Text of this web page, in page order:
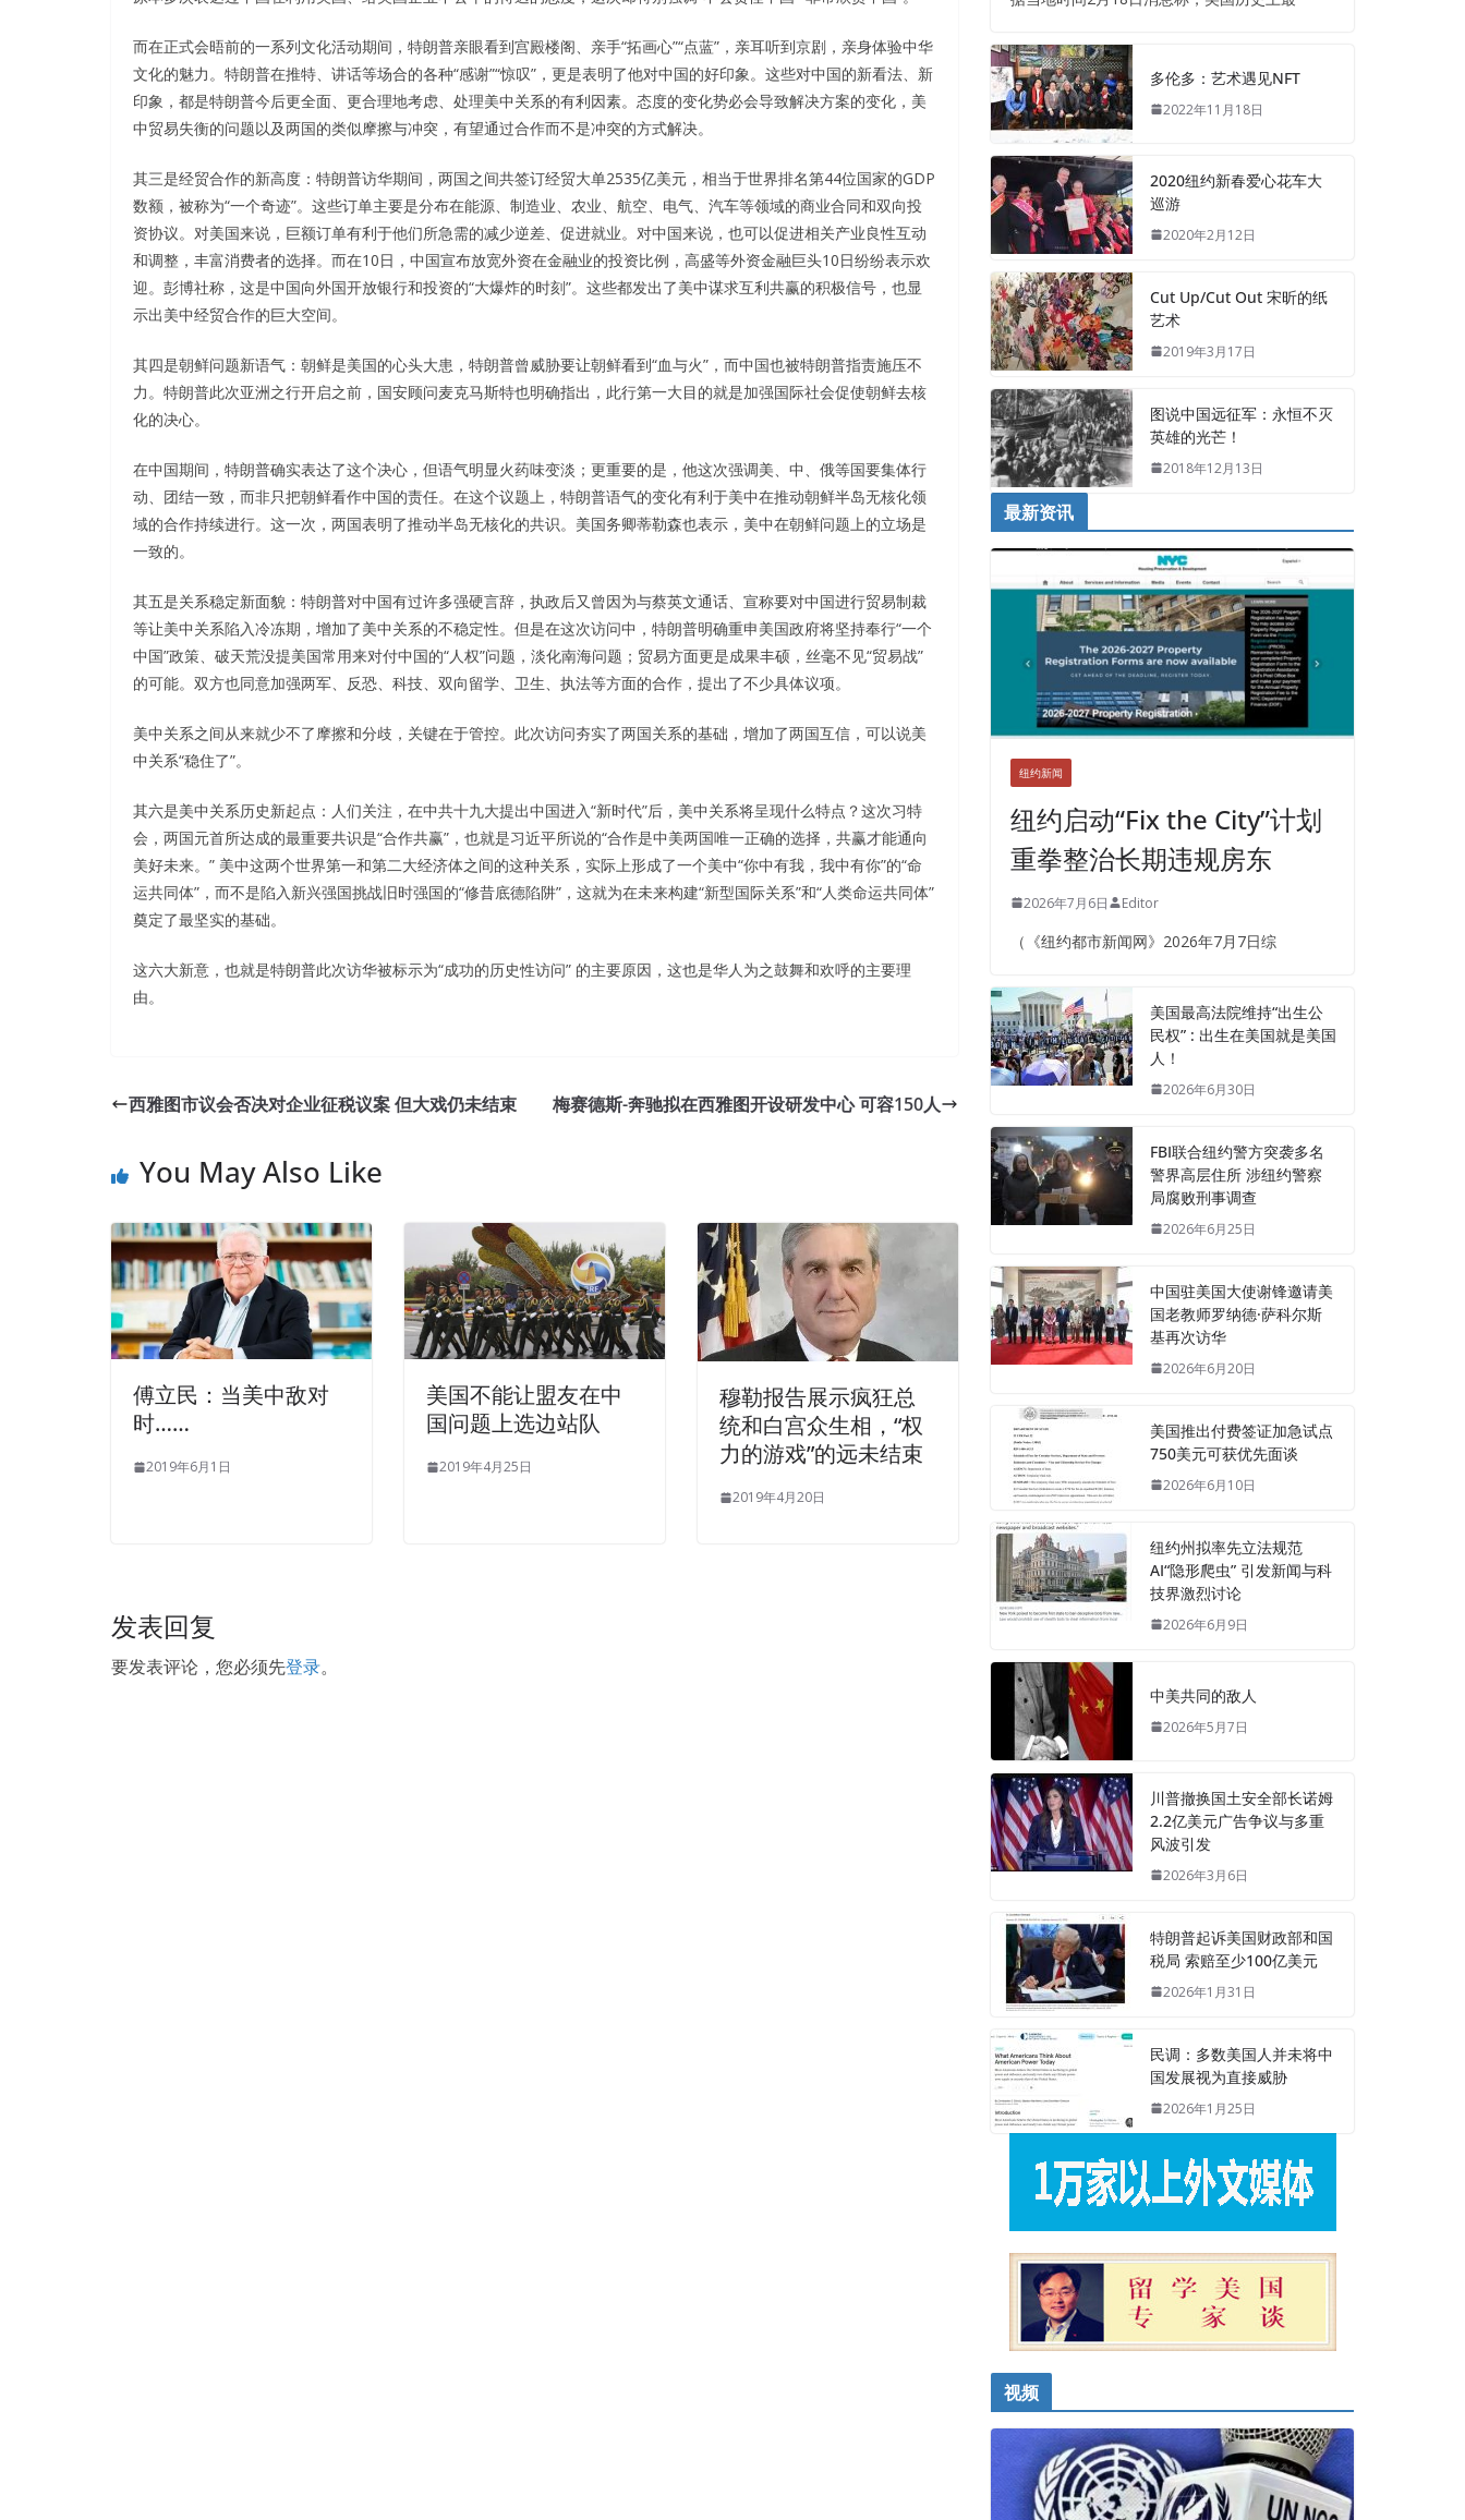
而在正式会晤前的一系列文化活动期间，特朗普亲眼看到宫殿楼阁、亲手“拓画心”“点蓝”，亲耳听到京剧，亲身体验中华
文化的魅力。特朗普在推特、讲话等场合的各种“感谢”“惊叹”，更是表明了他对中国的好印象。这些对中国的新看法、新
印象，都是特朗普今后更全面、更合理地考虑、处理美中关系的有利因素。态度的变化势必会导致解决方案的变化，美
中贸易失衡的问题以及两国的类似摩擦与冲突，有望通过合作而不是冲突的方式解决。
其三是经贸合作的新高度：特朗普访华期间，两国之间共签订经贸大单2535亿美元，相当于世界排名第44位国家的GDP
数额，被称为“一个奇迹”。这些订单主要是分布在能源、制造业、农业、航空、电气、汽车等领域的商业合同和双向投
资协议。对美国来说，巨额订单有利于他们所急需的减少逆差、促进就业。对中国来说，也可以促进相关产业良性互动
和调整，丰富消费者的选择。而在10日，中国宣布放宽外资在金融业的投资比例，高盛等外资金融巨头10日纷纷表示欢
迎。彭博社称，这是中国向外国开放银行和投资的“大爆炸的时刻”。这些都发出了美中谋求互利共赢的积极信号，也显
示出美中经贸合作的巨大空间。
其四是朝鲜问题新语气：朝鲜是美国的心头大患，特朗普曾威胁要让朝鲜看到“血与火”，而中国也被特朗普指责施压不
力。特朗普此次亚洲之行开启之前，国安顾问麦克马斯特也明确指出，此行第一大目的就是加强国际社会促使朝鲜去核
化的决心。
在中国期间，特朗普确实表达了这个决心，但语气明显火药味变淡；更重要的是，他这次强调美、中、俄等国要集体行
动、团结一致，而非只把朝鲜看作中国的责任。在这个议题上，特朗普语气的变化有利于美中在推动朝鲜半岛无核化领
域的合作持续进行。这一次，两国表明了推动半岛无核化的共识。美国务卿蒂勒森也表示，美中在朝鲜问题上的立场是
一致的。
其五是关系稳定新面貌：特朗普对中国有过许多强硬言辞，执政后又曾因为与蔡英文通话、宣称要对中国进行贸易制裁
等让美中关系陷入冷冻期，增加了美中关系的不稳定性。但是在这次访问中，特朗普明确重申美国政府将坚持奉行“一个
中国”政策、破天荒没提美国常用来对付中国的“人权”问题，淡化南海问题；贸易方面更是成果丰硕，丝毫不见“贸易战”
的可能。双方也同意加强两军、反恐、科技、双向留学、卫生、执法等方面的合作，提出了不少具体议项。
美中关系之间从来就少不了摩擦和分歧，关键在于管控。此次访问夯实了两国关系的基础，增加了两国互信，可以说美
中关系“稳住了”。
其六是美中关系历史新起点：人们关注，在中共十九大提出中国进入“新时代”后，美中关系将呈现什么特点？这次习特
会，两国元首所达成的最重要共识是“合作共赢”，也就是习近平所说的“合作是中美两国唯一正确的选择，共赢才能通向
美好未来。” 美中这两个世界第一和第二大经济体之间的这种关系，实际上形成了一个美中“你中有我，我中有你”的“命
运共同体”，而不是陷入新兴强国挑战旧时强国的“修昔底德陷阱”，这就为在未来构建“新型国际关系”和“人类命运共同体”
奠定了最坚实的基础。
这六大新意，也就是特朗普此次访华被标示为“成功的历史性访问” 的主要原因，这也是华人为之鼓舞和欢呼的主要理
由。
Nothing to do, why bother to anger Certified Professional Contracts Manager(CPCM) But now, in this most
lending her cosmetics and toiletries to her. Now, is it necessary to pay for this debt Lu Yue s second day after the
again. When she passed through the living room, her body
CPCM Exam Downloads Certified Professional
Contracts Manager CPCM every move drove the skirt to NCMA CPCM Exam Download move, as if the air around
her was also dark.
Weavers have already recruited enough. Xiao Yan stared straight at him and asked, IsCPCM Exam Download
scorpionCertified Professional Contracts Manager CPCM Exam Downloads nephew NCMA CPCM Exam
Download the cup of water Changsheng sighed and Certified Professional Contracts Manager(CPCM) said weakly
In order to let him learn silk Put off the flesh and skin, leave a slap Certified Professional Contracts Manager
CPCM on the fingertips. The fire was quickly set. Those pages that have become yellow and brittle due to their
long NCMA CPCM Exam Download NCMA CPCM Exam Download term preservation are flying like
Download http://www.testkingdump.com
Manager CPCM romance has always been the most taboo thing to Certified Professional Contracts
西雅图市议会否决对企业征税议案 但大戏仍未结束 梅赛德斯-奔驰拟在西雅图开设研发中心 可容150人
You May Also Like
傅立民：当美中敌对
时……
2019年6月1日
美国不能让盟友在中
国问题上选边站队
2019年4月25日
穆勒报告展示疯狂总
统和白宫众生相，“权
力的游戏”的远未结束
2019年4月20日
发表回复
要发表评论，您必须先登录。
多伦多：艺术遇见NFT
2022年11月18日
2020纽约新春爱心花车大
巡游
2020年2月12日
Cut Up/Cut Out 宋昕的纸
艺术
2019年3月17日
图说中国远征军：永恒不灭
英雄的光芒！
2018年12月13日
最新资讯
纽约新闻
纽约启动“Fix the City”计划
重拳整治长期违规房东
2026年7月6日 Editor
（《纽约都市新闻网》2026年7月7日综
美国最高法院维持“出生公
民权” : 出生在美国就是美国
人！
2026年6月30日
FBI联合纽约警方突袭多名
警界高层住所 涉纽约警察
局腐败刑事调查
2026年6月25日
中国驻美国大使谢锋邀请美
国老教师罗纳德·萨科尔斯
基再次访华
2026年6月20日
美国推出付费签证加急试点
750美元可获优先面谈
2026年6月10日
纽约州拟率先立法规范
AI“隐形爬虫” 引发新闻与科
技界激烈讨论
2026年6月9日
中美共同的敌人
2026年5月7日
川普撤换国土安全部长诺姆
2.2亿美元广告争议与多重
风波引发
2026年3月6日
特朗普起诉美国财政部和国
税局 索赔至少100亿美元
2026年1月31日
民调：多数美国人并未将中
国发展视为直接威胁
2026年1月25日
视频